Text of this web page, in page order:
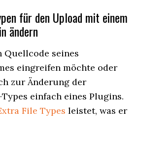
für den Upload mit einem
ändern
Quellcode seines
eingreifen möchte oder
zur Änderung der
einfach eines Plugins.
File Types leistet, was er